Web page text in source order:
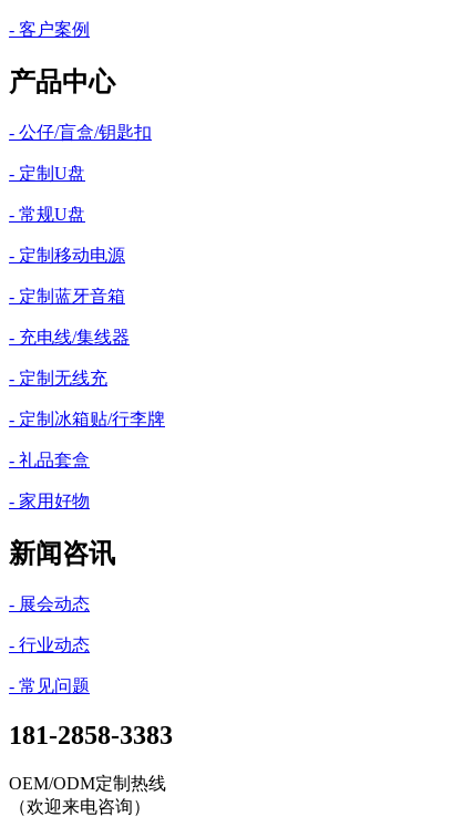
- 客户案例
产品中心
- 公仔/盲盒/钥匙扣
- 定制U盘
- 常规U盘
- 定制移动电源
- 定制蓝牙音箱
- 充电线/集线器
- 定制无线充
- 定制冰箱贴/行李牌
- 礼品套盒
- 家用好物
新闻咨讯
- 展会动态
- 行业动态
- 常见问题
181-2858-3383
OEM/ODM定制热线
（欢迎来电咨询）